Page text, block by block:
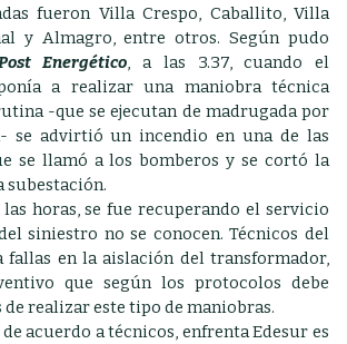
fueron Villa Crespo, Caballito, Villa
y Almagro, entre otros. Según pudo
Energético, a las 3.37, cuando el
a realizar una maniobra técnica
-que se ejecutan de madrugada por
se advirtió un incendio en una de las
se llamó a los bomberos y se cortó la
subestación.
horas, se fue recuperando el servicio
siniestro no se conocen. Técnicos del
fallas en la aislación del transformador,
que según los protocolos debe
de realizar este tipo de maniobras.
acuerdo a técnicos, enfrenta Edesur es